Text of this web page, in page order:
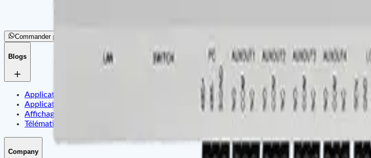
Commander par WhatsApp
Blogs
Application D'Identité Intelligente Et De Contrôle D'Accès
Application De Sécurité Pour Bureaux Et Commerces
Affichage Dynamique Et Gestion De Contenu Par Tag Électronique
Télématique Embarquée & Internet Des Objets (IoT)
Company